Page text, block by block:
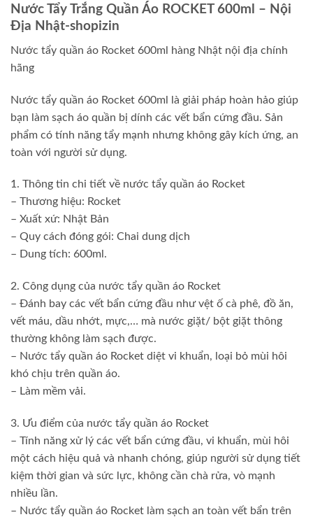
Nước Tẩy Trắng Quần Áo ROCKET 600ml – Nội
Địa Nhật-shopizin
Nước tẩy quần áo Rocket 600ml hàng Nhật nội địa chính
hãng
Nước tẩy quần áo Rocket 600ml là giải pháp hoàn hảo giúp
bạn làm sạch áo quần bị dính các vết bẩn cứng đầu. Sản
phẩm có tính năng tẩy mạnh nhưng không gây kích ứng, an
toàn với người sử dụng.
1. Thông tin chi tiết về nước tẩy quần áo Rocket
– Thương hiệu: Rocket
– Xuất xứ: Nhật Bản
– Quy cách đóng gói: Chai dung dịch
– Dung tích: 600ml.
2. Công dụng của nước tẩy quần áo Rocket
– Đánh bay các vết bẩn cứng đầu như vệt ố cà phê, đồ ăn,
vết máu, dầu nhớt, mực,… mà nước giặt/ bột giặt thông
thường không làm sạch được.
– Nước tẩy quần áo Rocket diệt vi khuẩn, loại bỏ mùi hôi
khó chịu trên quần áo.
– Làm mềm vải.
3. Ưu điểm của nước tẩy quần áo Rocket
– Tính năng xử lý các vết bẩn cứng đầu, vi khuẩn, mùi hôi
một cách hiệu quả và nhanh chóng, giúp người sử dụng tiết
kiệm thời gian và sức lực, không cần chà rửa, vò mạnh
nhiều lần.
– Nước tẩy quần áo Rocket làm sạch an toàn vết bẩn trên